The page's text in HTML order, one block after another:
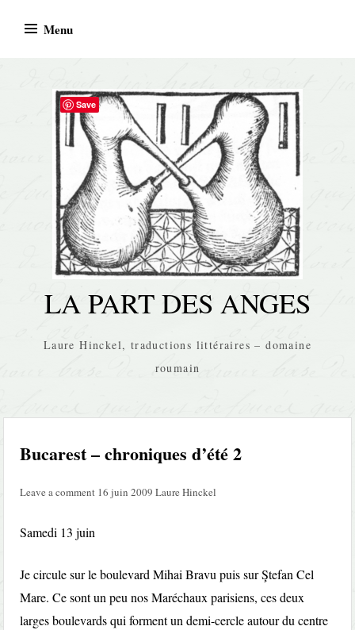
Menu
LA PART DES ANGES
Laure Hinckel, traductions littéraires – domaine
roumain
Bucarest – chroniques d’été 2
Leave a comment 16 juin 2009 Laure Hinckel
Samedi 13 juin
Je circule sur le boulevard Mihai Bravu puis sur Ştefan Cel
Mare. Ce sont un peu nos Maréchaux parisiens, ces deux
larges boulevards qui forment un demi-cercle autour du centre
Save